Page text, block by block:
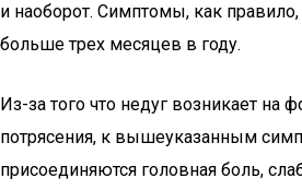
и наоборот. Симптомы, как
больше трех месяцев в году.
Из-за того что недуг возникает на
потрясения, к вышеуказанным
присоединяются головная боль,